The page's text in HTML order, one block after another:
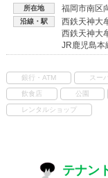
所在地 福岡市南区
沿線・駅
西鉄天神大
西鉄天神大
JR鹿児島
銀行・ATM スー
飲食店 公園
レンタルショップ
テナン